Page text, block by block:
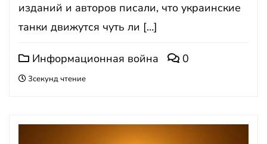
изданий и авторов писали, что украинские
танки движутся чуть ли […]
Информационная война 0
3секунд чтение